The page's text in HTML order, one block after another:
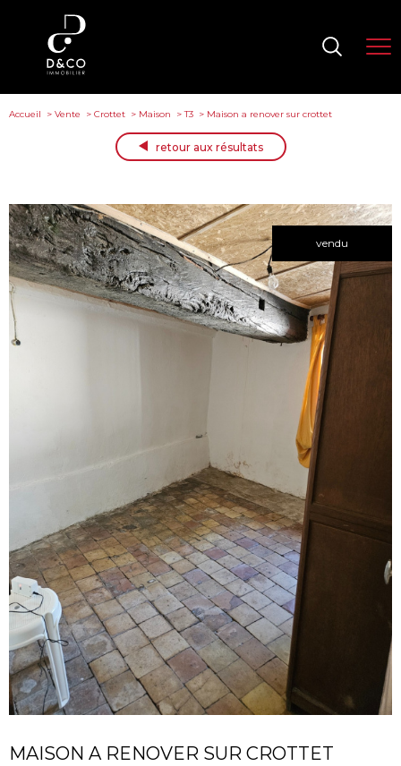
Accueil Vente Crottet Maison T3 Maison a renover sur crottet
retour aux résultats
vendu
MAISON A RENOVER SUR CROTTET